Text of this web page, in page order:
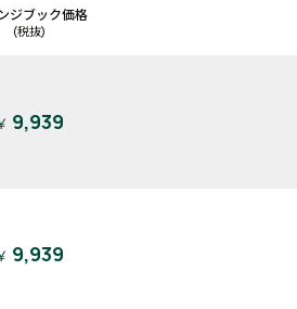
ジブック価格
(税抜)
9,939
9,939